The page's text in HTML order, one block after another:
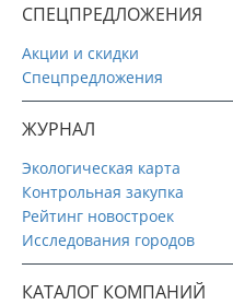
СПЕЦПРЕДЛОЖЕНИЯ
Акции и скидки
Спецпредложения
ЖУРНАЛ
Экологическая карта
Контрольная закупка
Рейтинг новостроек
Исследования городов
КАТАЛОГ КОМПАНИЙ